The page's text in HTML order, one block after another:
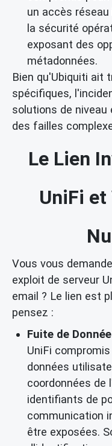
un accès
la sécurité
exposant des
métadonnées.
Bien qu'Ubiquiti ait
spécifiques,
solutions de
des failles
Le Lien
UniFi
Vous vous
exploit de serveur
email ? Le lien est
pensez :
Fuite de
UniFi
données
coordonnées de
identifiants de
communication
être exposées.